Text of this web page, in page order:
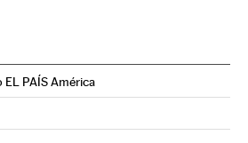
EL PAÍS América
en Twitter
Brasil en Instagram
El País Brasil en Facebook